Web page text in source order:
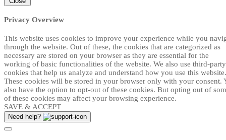
Privacy Overview
This website uses cookies to improve your experience while you
through the website. Out of these, the cookies that are categorized as
necessary are stored on your browser as they are essential for the
working of basic functionalities of the website. We also use third-party
cookies that help us analyze and understand how you use this website.
These cookies will be stored in your browser only with your consent.
also have the option to opt-out of these cookies. But opting out of
of these cookies may affect your browsing experience.
SAVE & ACCEPT
Need help?